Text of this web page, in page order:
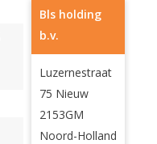
Bls holding
b.v.
Luzernestraat
75 Nieuw
2153GM
Noord-Holland